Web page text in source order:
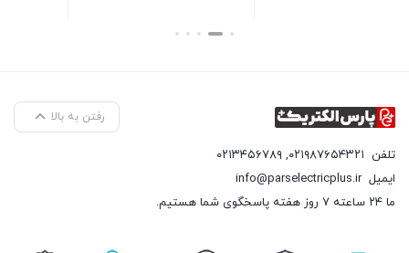
رفتن به بالا
تلفن ۰۲۱۹۸۷۶۵۴۳۲۱, ۰۲۱۳۴۵۶۷۸۹
ایمیلinfo@parselectricplus.ir
ما ۲۴ ساعته ۷ روز هفته پاسخگوی شما هستیم.